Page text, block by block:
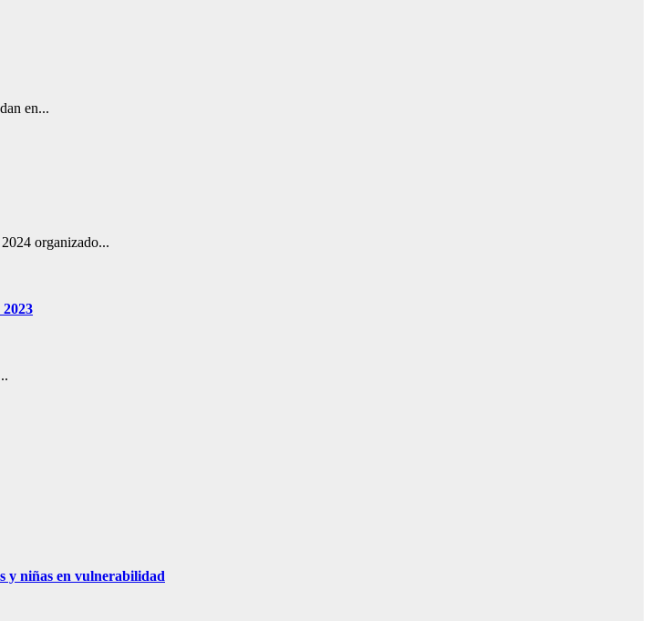
en...
organizado...
y niñas en vulnerabilidad